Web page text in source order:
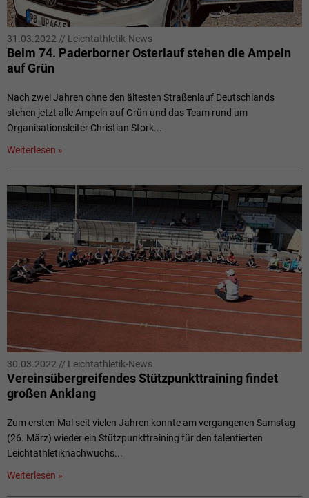
31.03.2022 // Leichtathletik-News
Beim 74. Paderborner Osterlauf stehen die Ampeln
auf Grün
Nach zwei Jahren ohne den ältesten Straßenlauf Deutschlands
stehen jetzt alle Ampeln auf Grün und das Team rund um
Organisationsleiter Christian Stork...
Weiterlesen »
30.03.2022 // Leichtathletik-News
Vereinsübergreifendes Stützpunkttraining findet
großen Anklang
Zum ersten Mal seit vielen Jahren konnte am vergangenen Samstag
(26. März) wieder ein Stützpunkttraining für den talentierten
Leichtathletiknachwuchs...
Weiterlesen »